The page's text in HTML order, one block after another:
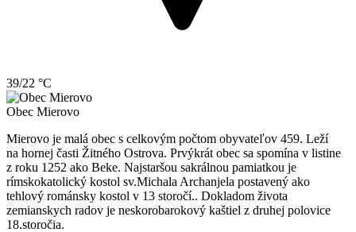
39/22 °C
Obec Mierovo
Mierovo je malá obec s celkovým počtom obyvateľov 459. Leží
na hornej časti Žitného Ostrova. Prvýkrát obec sa spomína v listine
z roku 1252 ako Beke. Najstaršou sakrálnou pamiatkou je
rímskokatolický kostol sv.Michala Archanjela postavený ako
tehlový románsky kostol v 13 storočí.. Dokladom života
zemianskych radov je neskorobarokový kaštiel z druhej polovice
18.storočia.